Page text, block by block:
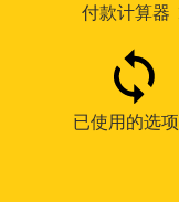
付款计算器
已使用的选项